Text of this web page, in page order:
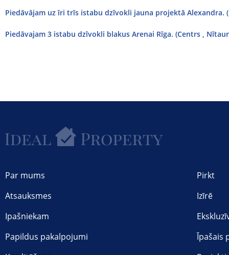
Piedāvājam uz īri trīs istabu dzīvokli jauna projektā Alexandra.
Piedāvajam 3 istabu dzīvokli blakus Arenai Rīga. (Centrs ,
Par mums
Atsauksmes
Ipašniekam
Papildus pakalpojumi
Pirkt
Izīrē
Īpašais